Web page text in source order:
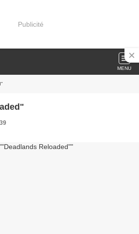
Publicité
MENU